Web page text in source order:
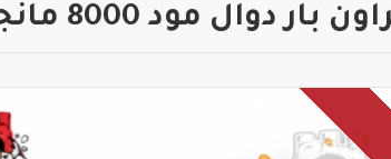
مانجو أناناس – 6 نيكوتين فري بيز